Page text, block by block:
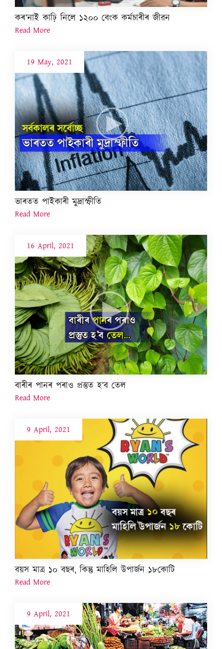
কৰ’নাই কাঢ়ি নিলে ১২০০ বেংক কৰ্মচাৰীৰ জীৱন
Read More
19 May, 2021
ভাৰতত পাইকাৰী মুদ্ৰাস্ফীতি
Read More
16 April, 2021
বাৰীৰ পানৰ পৰাও প্ৰস্তুত হ’ব তেল
Read More
9 April, 2021
বয়স মাত্ৰ ১০ বছৰ, কিন্তু মাহিলি উপাৰ্জন ১৮কোটি
Read More
9 April, 2021